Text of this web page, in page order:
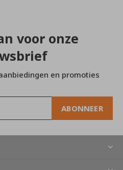
voor onze
en promoties
ABONNEER